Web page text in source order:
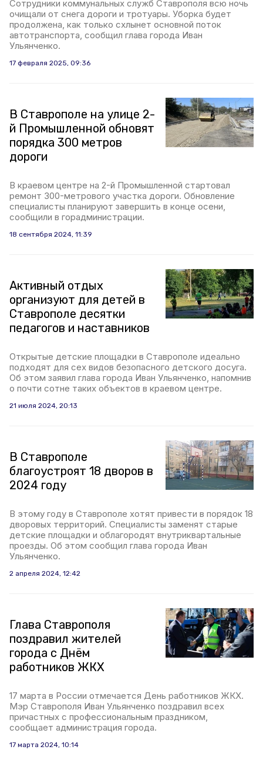
Сотрудники коммунальных служб Ставрополя всю ночь
очищали от снега дороги и тротуары. Уборка будет
продолжена, как только схлынет основной поток
автотранспорта, сообщил глава города Иван
Ульянченко.
17 февраля 2025, 09:36
В Ставрополе на улице 2-
й Промышленной обновят
порядка 300 метров
дороги
В краевом центре на 2-й Промышленной стартовал
ремонт 300-метрового участка дороги. Обновление
специалисты планируют завершить в конце осени,
сообщили в горадминистрации.
18 сентября 2024, 11:39
Активный отдых
организуют для детей в
Ставрополе десятки
педагогов и наставников
Открытые детские площадки в Ставрополе идеально
подходят для сех видов безопасного детского досуга.
Об этом заявил глава города Иван Ульянченко, напомнив
о почти сотне таких объектов в краевом центре.
21 июля 2024, 20:13
В Ставрополе
благоустроят 18 дворов в
2024 году
В этому году в Ставрополе хотят привести в порядок 18
дворовых территорий. Специалисты заменят старые
детские площадки и облагородят внутриквартальные
проезды. Об этом сообщил глава города Иван
Ульянченко.
2 апреля 2024, 12:42
Глава Ставрополя
поздравил жителей
города с Днём
работников ЖКХ
17 марта в России отмечается День работников ЖКХ.
Мэр Ставрополя Иван Ульянченко поздравил всех
причастных с профессиональным праздником,
сообщает администрация города.
17 марта 2024, 10:14